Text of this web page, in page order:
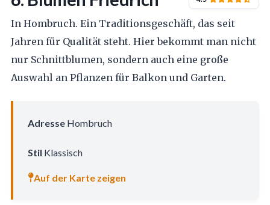
In Hombruch. Ein Traditionsgeschäft, das seit
Jahren für Qualität steht. Hier bekommt man nicht
nur Schnittblumen, sondern auch eine große
Auswahl an Pflanzen für Balkon und Garten.
AdresseHombruch
Stil Klassisch
Auf der Karte zeigen